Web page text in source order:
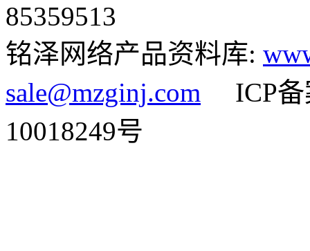
85359513
铭泽网络产品资料库:
sale@mzginj.com ICP备
10018249号